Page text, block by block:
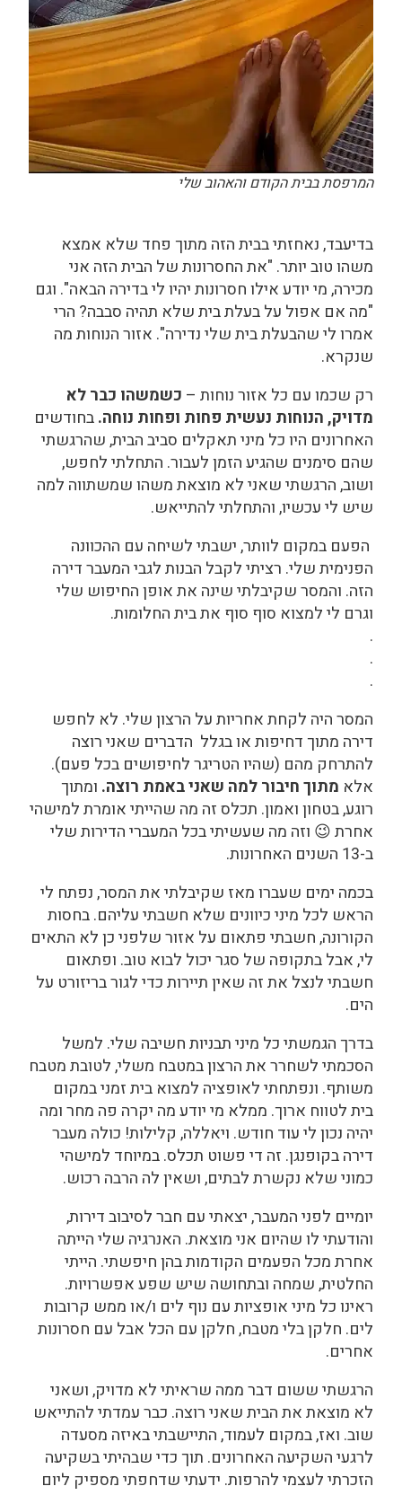
המרפסת בבית הקודם והאהוב שלי
בדיעבד, נאחזתי בבית הזה מתוך פחד שלא אמצא
משהו טוב יותר. "את החסרונות של הבית הזה אני
מכירה, מי יודע אילו חסרונות יהיו לי בדירה הבאה". וגם
"מה אם אפול על בעלת בית שלא תהיה סבבה? הרי
אמרו לי שהבעלת בית שלי נדירה". אזור הנוחות מה
שנקרא.
רק שכמו עם כל אזור נוחות – כשמשהו כבר לא
מדויק, הנוחות נעשית פחות ופחות נוחה.בחודשים
האחרונים היו כל מיני תאקלים סביב הבית, שהרגשתי
שהם סימנים שהגיע הזמן לעבור. התחלתי לחפש,
ושוב, הרגשתי שאני לא מוצאת משהו שמשתווה למה
שיש לי עכשיו, והתחלתי להתייאש.
הפעם במקום לוותר, ישבתי לשיחה עם ההכוונה
הפנימית שלי. רציתי לקבל הבנות לגבי המעבר דירה
הזה. והמסר שקיבלתי שינה את אופן החיפוש שלי
וגרם לי למצוא סוף סוף את בית החלומות.
.
.
.
המסר היה לקחת אחריות על הרצון שלי. לא לחפש
דירה מתוך דחיפות או בגלל הדברים שאני רוצה
להתרחק מהם (שהיו הטריגר לחיפושים בכל פעם).
אלא מתוך חיבור למה שאני באמת רוצה. ומתוך
רוגע, בטחון ואמון. תכלס זה מה שהייתי אומרת למישהי
אחרת 😉 וזה מה שעשיתי בכל המעברי הדירות שלי
ב-13 השנים האחרונות.
בכמה ימים שעברו מאז שקיבלתי את המסר, נפתח לי
הראש לכל מיני כיוונים שלא חשבתי עליהם. בחסות
הקורונה, חשבתי פתאום על אזור שלפני כן לא התאים
לי, אבל בתקופה של סגר יכול לבוא טוב. ופתאום
חשבתי לנצל את זה שאין תיירות כדי לגור בריזורט על
הים.
בדרך הגמשתי כל מיני תבניות חשיבה שלי. למשל
הסכמתי לשחרר את הרצון במטבח משלי, לטובת מטבח
משותף. ונפתחתי לאופציה למצוא בית זמני במקום
בית לטווח ארוך. ממלא מי יודע מה יקרה פה מחר ומה
יהיה נכון לי עוד חודש. ויאללה, קלילות! כולה מעבר
דירה בקופנגן. זה די פשוט תכלס. במיוחד למישהי
כמוני שלא נקשרת לבתים, ושאין לה הרבה רכוש.
יומיים לפני המעבר, יצאתי עם חבר לסיבוב דירות,
והודעתי לו שהיום אני מוצאת. האנרגיה שלי הייתה
אחרת מכל הפעמים הקודמות בהן חיפשתי. הייתי
החלטית, שמחה ובתחושה שיש שפע אפשרויות.
ראינו כל מיני אופציות עם נוף לים ו/או ממש קרובות
לים. חלקן בלי מטבח, חלקן עם הכל אבל עם חסרונות
אחרים.
הרגשתי ששום דבר ממה שראיתי לא מדויק, ושאני
לא מוצאת את הבית שאני רוצה. כבר עמדתי להתייאש
שוב. ואז, במקום לעמוד, התיישבתי באיזה מסעדה
לרגעי השקיעה האחרונים. תוך כדי שבהיתי בשקיעה
הזכרתי לעצמי להרפות. ידעתי שדחפתי מספיק ליום